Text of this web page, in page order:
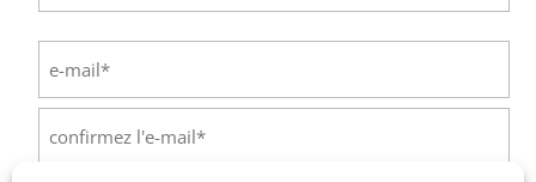
mail(Nécessaire)
Saisissez
un
e-